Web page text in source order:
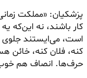
پزشکیان: «مملکت
کار باشند، نه این‌که
است، می‌ایستند
کنه، فلان کنه،
حرف‌ها. انصاف هم